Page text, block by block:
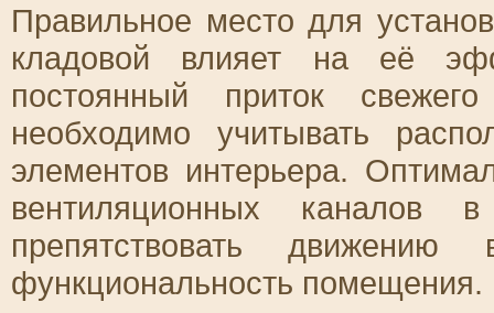
Правильное место для
кладовой влияет на её
постоянный приток
необходимо учитывать
элементов интерьера.
вентиляционных
препятствовать
функциональность помещения.